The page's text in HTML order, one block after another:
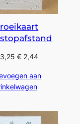
€ 2,44
aan